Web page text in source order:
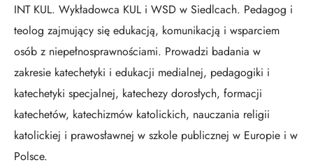
INT KUL. Wykładowca KUL i WSD w Siedlcach. Pedagog i
teolog zajmujący się edukacją, komunikacją i wsparciem
osób z niepełnosprawnościami. Prowadzi badania w
zakresie katechetyki i edukacji medialnej, pedagogiki i
katechetyki specjalnej, katechezy dorosłych, formacji
katechetów, katechizmów katolickich, nauczania religii
katolickiej i prawosławnej w szkole publicznej w Europie i w
Polsce.